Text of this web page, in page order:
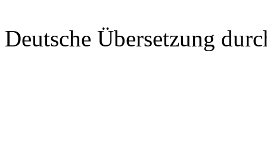
Deutsche Übersetzung